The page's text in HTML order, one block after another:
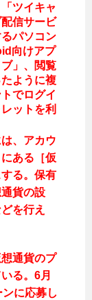
ツイキャ
信サービ
パソコン
向けアプ
」、閲覧
ように複
でログイ
ットを利
、アカウ
ある［仮
る。保有
貨の設
を行え
通貨のプ
る。6月
に応募し